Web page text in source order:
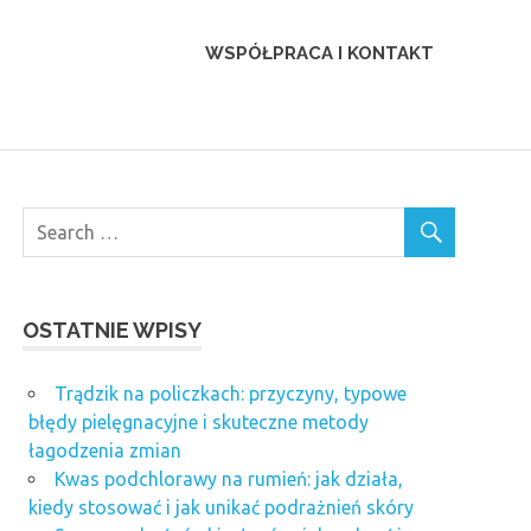
WSPÓŁPRACA I KONTAKT
OSTATNIE WPISY
Trądzik na policzkach: przyczyny, typowe
błędy pielęgnacyjne i skuteczne metody
łagodzenia zmian
Kwas podchlorawy na rumień: jak działa,
kiedy stosować i jak unikać podrażnień skóry